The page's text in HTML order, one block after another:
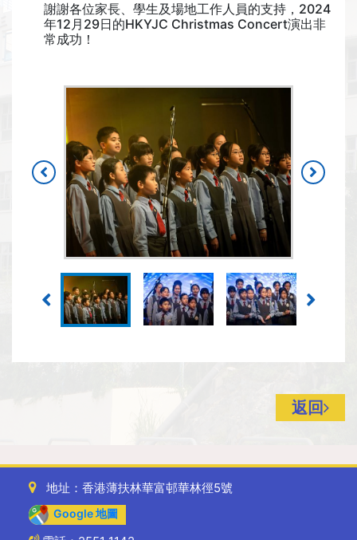
謝謝各位家長、學生及場地工作人員的支持，2024
年12月29日的HKYJC Christmas Concert演出非
常成功！
返回
地址：香港薄扶林華富邨華林徑5號
Google 地圖